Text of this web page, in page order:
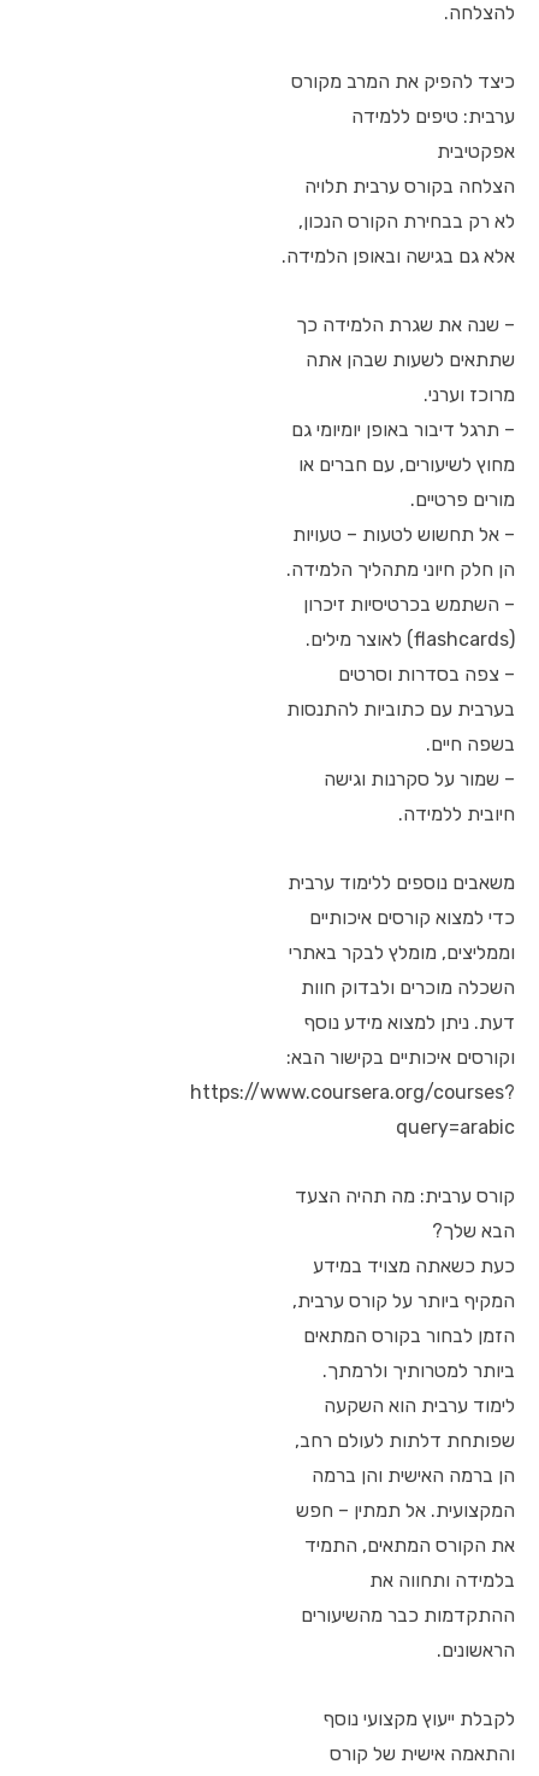
להצלחה.
כיצד להפיק את המרב מקורס
ערבית: טיפים ללמידה
אפקטיבית
הצלחה בקורס ערבית תלויה
לא רק בבחירת הקורס הנכון,
אלא גם בגישה ובאופן הלמידה.
– שנה את שגרת הלמידה כך
שתתאים לשעות שבהן אתה
מרוכז וערני.
– תרגל דיבור באופן יומיומי גם
מחוץ לשיעורים, עם חברים או
מורים פרטיים.
– אל תחשוש לטעות – טעויות
הן חלק חיוני מתהליך הלמידה.
– השתמש בכרטיסיות זיכרון
(flashcards) לאוצר מילים.
– צפה בסדרות וסרטים
בערבית עם כתוביות להתנסות
בשפה חיים.
– שמור על סקרנות וגישה
חיובית ללמידה.
משאבים נוספים ללימוד ערבית
כדי למצוא קורסים איכותיים
וממליצים, מומלץ לבקר באתרי
השכלה מוכרים ולבדוק חוות
דעת. ניתן למצוא מידע נוסף
וקורסים איכותיים בקישור הבא:
https://www.coursera.org/courses?
query=arabic
קורס ערבית: מה תהיה הצעד
הבא שלך?
כעת כשאתה מצויד במידע
המקיף ביותר על קורס ערבית,
הזמן לבחור בקורס המתאים
ביותר למטרותיך ולרמתך.
לימוד ערבית הוא השקעה
שפותחת דלתות לעולם רחב,
הן ברמה האישית והן ברמה
המקצועית. אל תמתין – חפש
את הקורס המתאים, התמיד
בלמידה ותחווה את
ההתקדמות כבר מהשיעורים
הראשונים.
לקבלת ייעוץ מקצועי נוסף
והתאמה אישית של קורס